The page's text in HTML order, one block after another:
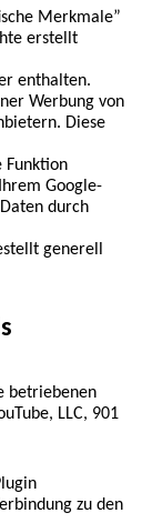
Merkmale”
erstellt
enthalten.
Werbung von
Diese
Funktion
Google-
durch
generell
betriebenen
LLC, 901
zu den